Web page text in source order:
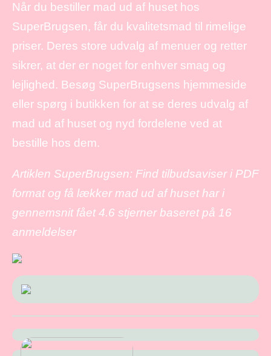
Når du bestiller mad ud af huset hos
SuperBrugsen, får du kvalitetsmad til rimelige
priser. Deres store udvalg af menuer og retter
sikrer, at der er noget for enhver smag og
lejlighed. Besøg SuperBrugsens hjemmeside
eller spørg i butikken for at se deres udvalg af
mad ud af huset og nyd fordelene ved at
bestille hos dem.
Artiklen SuperBrugsen: Find tilbudsaviser i PDF
format og få lækker mad ud af huset har i
gennemsnit fået4.6 stjerner baseret på 16
anmeldelser